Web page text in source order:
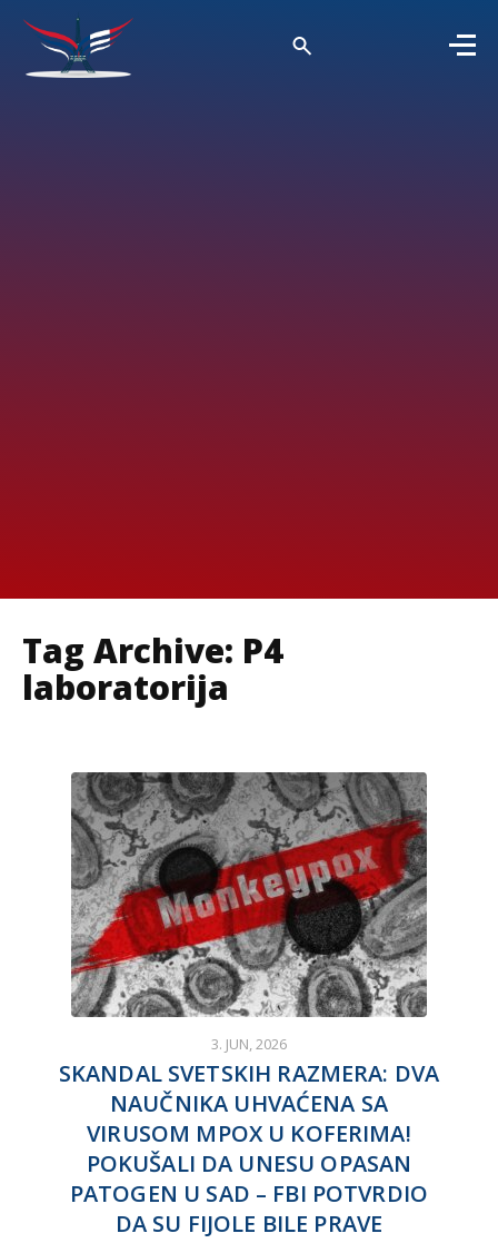
Tag Archive: P4
laboratorija
3. JUN, 2026
SKANDAL SVETSKIH RAZMERA: DVA
NAUČNIKA UHVAĆENA SA
VIRUSOM MPOX U KOFERIMA!
POKUŠALI DA UNESU OPASAN
PATOGEN U SAD – FBI POTVRDIO
DA SU FIJOLE BILE PRAVE